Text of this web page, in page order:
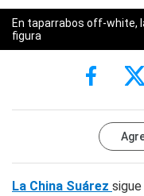
En taparrabos off-white,
figura
La China Suárez